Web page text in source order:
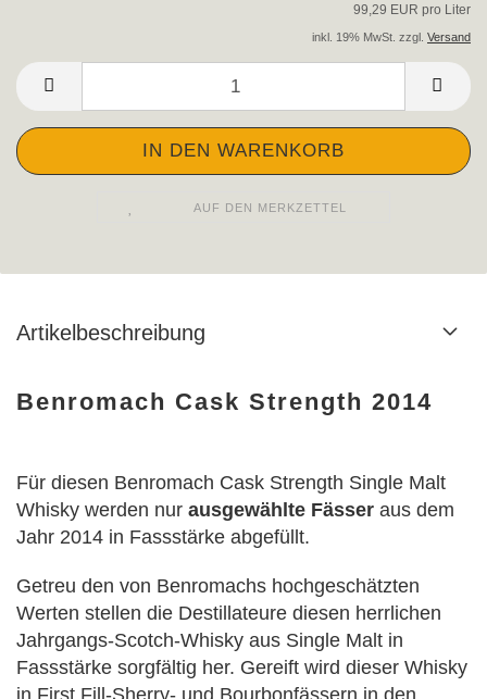
99,29 EUR pro Liter
inkl. 19% MwSt. zzgl. Versand
AUF DEN MERKZETTEL
Artikelbeschreibung
Benromach Cask Strength 2014
Für diesen Benromach Cask Strength Single Malt
Whisky werden nur ausgewählte Fässer aus dem
Jahr 2014 in Fassstärke abgefüllt.
Getreu den von Benromachs hochgeschätzten
Werten stellen die Destillateure diesen herrlichen
Jahrgangs-Scotch-Whisky aus Single Malt in
Fassstärke sorgfältig her. Gereift wird dieser Whisky